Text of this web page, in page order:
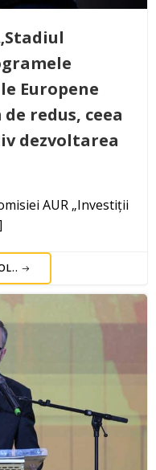
Europene
redus, ceea
dezvoltarea
AUR „Investiții